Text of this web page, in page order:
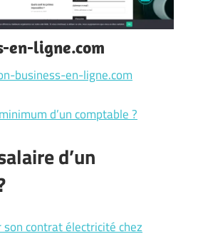
en-ligne.com
business-en-ligne.com
d’un comptable ?
d’un
contrat électricité chez